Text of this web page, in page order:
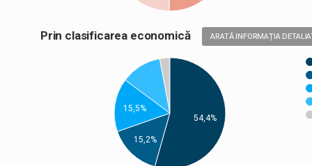
Prin clasificarea economică ARATĂ INFORMAȚIA
15,5%
15,2%
54,4%